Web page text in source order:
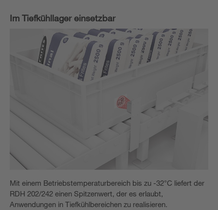
Im Tiefkühllager einsetzbar
Mit einem Betriebstemperaturbereich bis zu -32°C liefert der
RDH 202/242 einen Spitzenwert, der es erlaubt,
Anwendungen in Tiefkühlbereichen zu realisieren.